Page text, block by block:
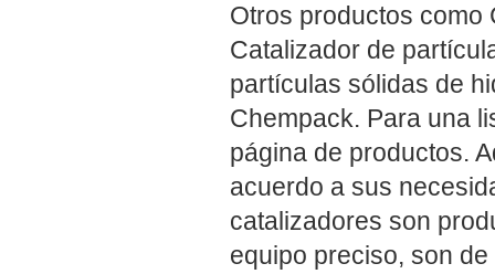
Otros productos como
Catalizador de
partículas sólidas de
Chempack. Para una
página de productos.
acuerdo a sus
catalizadores son
equipo preciso, son